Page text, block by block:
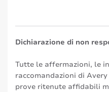
Dichiarazione di non
Tutte le affermazioni, le
raccomandazioni di
prove ritenute affidabili